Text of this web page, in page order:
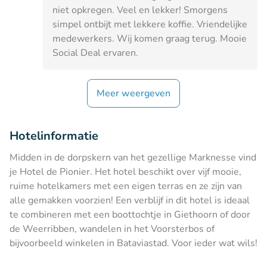
niet opkregen. Veel en lekker! Smorgens
simpel ontbijt met lekkere koffie. Vriendelijke
medewerkers. Wij komen graag terug. Mooie
Social Deal ervaren.
Meer weergeven
Hotelinformatie
Midden in de dorpskern van het gezellige Marknesse vind
je Hotel de Pionier. Het hotel beschikt over vijf mooie,
ruime hotelkamers met een eigen terras en ze zijn van
alle gemakken voorzien! Een verblijf in dit hotel is ideaal
te combineren met een boottochtje in Giethoorn of door
de Weerribben, wandelen in het Voorsterbos of
bijvoorbeeld winkelen in Bataviastad. Voor ieder wat wils!